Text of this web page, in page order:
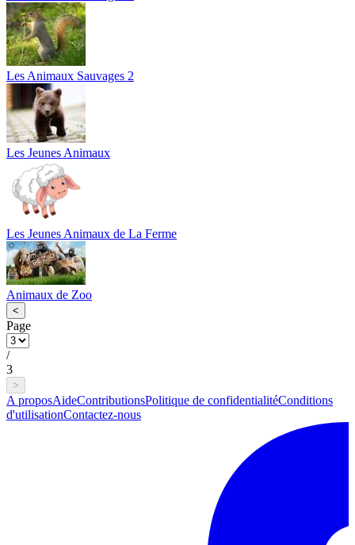
Les Animaux Sauvages 2
Les Jeunes Animaux
Les Jeunes Animaux de La Ferme
Animaux de Zoo
<
Page
/
3
>
A proposAideContributionsPolitique de confidentialitéConditions
d'utilisationContactez-nous